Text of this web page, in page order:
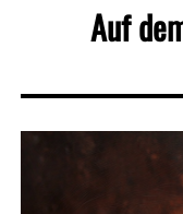
Auf